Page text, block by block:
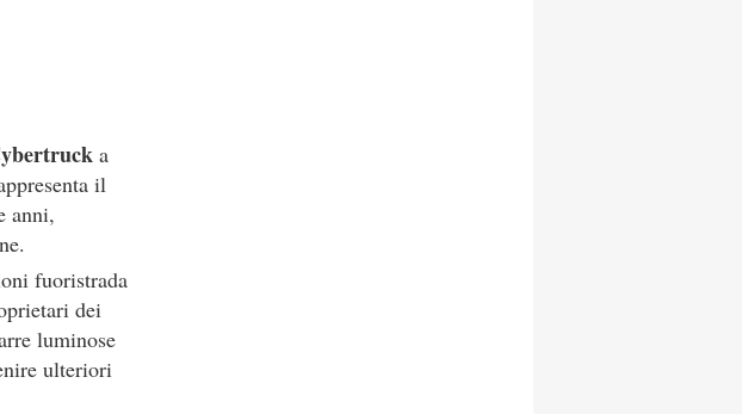
a
il
anni,
fuoristrada
dei
luminose
ulteriori